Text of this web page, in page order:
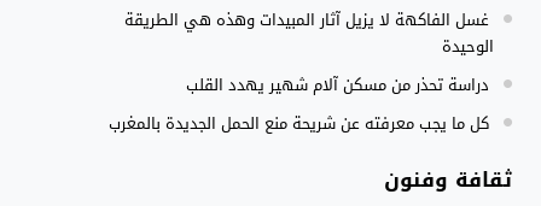
غسل الفاكهة لا يزيل آثار المبيدات وهذه هي الطريقة
الوحيدة
دراسة تحذر من مسكن آلام شهير يهدد القلب
كل ما يجب معرفته عن شريحة منع الحمل الجديدة بالمغرب
ثقافة وفنون